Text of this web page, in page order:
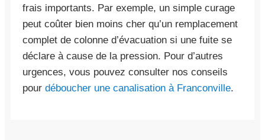
frais importants. Par exemple, un simple curage
peut coûter bien moins cher qu’un remplacement
complet de colonne d’évacuation si une fuite se
déclare à cause de la pression. Pour d’autres
urgences, vous pouvez consulter nos conseils
pour déboucher une canalisation à Franconville.